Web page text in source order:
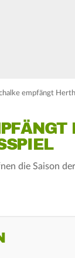
empfängt
die Saison